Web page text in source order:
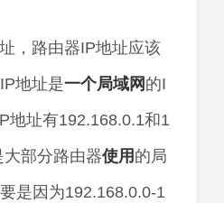
，路由器IP地址应该
地址是一个局域网 的I
地址有192.168.0.1和1
部分路由器使用 的局
是因为192.168.0.0-1